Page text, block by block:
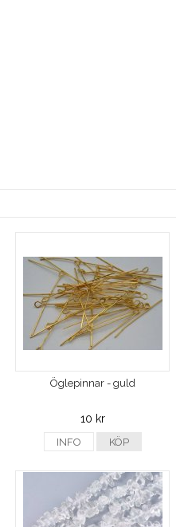
Öglepinnar - guld
10 kr
INFO KÖP